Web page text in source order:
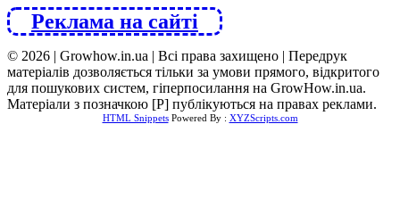
Реклама на сайті
© 2026 | Growhow.in.ua | Всі права захищено | Передрук
матеріалів дозволяється тільки за умови прямого, відкритого
для пошукових систем, гіперпосилання на GrowHow.in.ua.
Матеріали з позначкою [Р] публікуються на правах реклами.
HTML SnippetsPowered By : XYZScripts.com